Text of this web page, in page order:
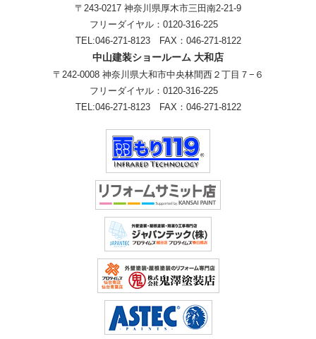
〒243-0217 神奈川県厚木市三田南2-21-9
フリーダイヤル： 0120-316-225
TEL:046-271-8123 FAX：046-271-8122
中山建装ショールーム 大和店
〒242-0008 神奈川県大和市中央林間西２丁目７−６
フリーダイヤル： 0120-316-225
TEL:046-271-8123 FAX：046-271-8122